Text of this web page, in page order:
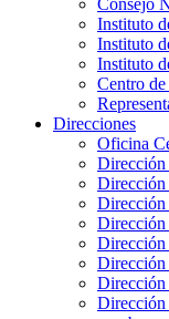
Consejo
Instituto
Instituto
Instituto
Centro
Direcciones
Oficina
Dirección
Dirección
Dirección
Dirección
Dirección
Dirección
Dirección
Dirección